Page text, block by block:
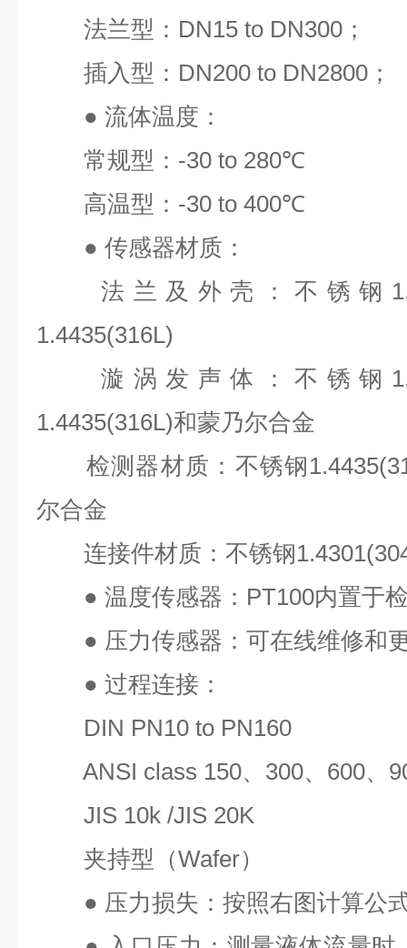
法兰型： DN15 to DN300 ；
插入型： DN200 to DN2800 ；
● 流体温度：
常规型： -30 to 280℃
高温型： -30 to 400℃
● 传感器材质：
法兰及外壳：不锈钢
1.4435(316L)
漩涡发声体：不锈钢
1.4435(316L)和蒙乃尔合金
检测器材质：不锈钢
尔合金
连接件材质：不锈钢
● 温度传感器： PT100内置于
● 压力传感器：可在线维修和
● 过程连接：
DIN PN10 to PN160
ANSI class 150、 300、 600、
JIS 10k /JIS 20K
夹持型（Wafer）
● 压力损失：按照右图计算公